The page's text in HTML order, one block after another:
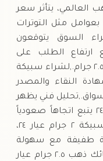
العالمي، يتأثر سعر
يشابهها بعوامل مثل التوترات
السوق يتوقعون
ارتفاع الطلب على
السبائك الصغيرة مثل سبيكة ذهب ٢.٥ جرام.,لشراء سبيكة
تأكد من شهادة النقاء والمصدر
فني يظهر
أن سعر سبيكة ذهب ٢.٥ جرام عيار ٢٤ يتبع اتجاهاً صعودياً
مدعوماً بالتضخم العالمي.,مقارنة بسبيكة ٢ جرام عيار ٢٤،
إضافية طفيفة مع سهولة
التخزين.,نصيحة استثمارية: اجمع سبائك ذهب ٢.٥ جرام عيار